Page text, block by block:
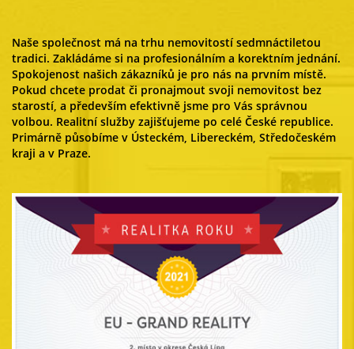
Naše společnost má na trhu nemovitostí sedmnáctiletou
tradici. Zakládáme si na profesionálním a korektním jednání.
Spokojenost našich zákazníků je pro nás na prvním místě.
Pokud chcete prodat či pronajmout svoji nemovitost bez
starostí, a především efektivně jsme pro Vás správnou
volbou. Realitní služby zajišťujeme po celé České republice.
Primárně působíme v Ústeckém, Libereckém, Středočeském
kraji a v Praze.